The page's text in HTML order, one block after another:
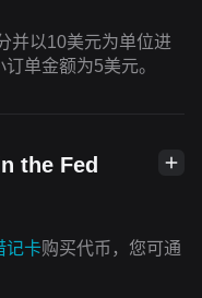
并以10美元为单位进
单金额为5美元。
the Fed
记卡购买代币，您可通